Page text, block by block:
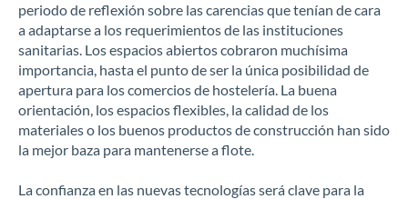
periodo de reflexión sobre las carencias que tenían de cara
a adaptarse a los requerimientos de las instituciones
sanitarias. Los espacios abiertos cobraron muchísima
importancia, hasta el punto de ser la única posibilidad de
apertura para los comercios de hostelería. La buena
orientación, los espacios flexibles, la calidad de los
materiales o los buenos productos de construcción han sido
la mejor baza para mantenerse a flote.
La confianza en las nuevas tecnologías será clave para la